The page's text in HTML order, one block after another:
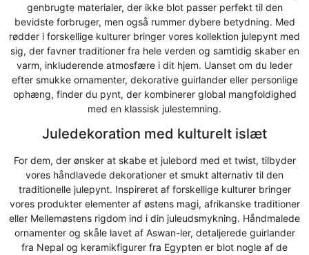
genbrugte materialer, der ikke blot passer perfekt til den
bevidste forbruger, men også rummer dybere betydning. Med
rødder i forskellige kulturer bringer vores kollektion julepynt med
sig, der favner traditioner fra hele verden og samtidig skaber en
varm, inkluderende atmosfære i dit hjem. Uanset om du leder
efter smukke ornamenter, dekorative guirlander eller personlige
ophæng, finder du pynt, der kombinerer global mangfoldighed
med en klassisk julestemning.
Juledekoration med kulturelt islæt
For dem, der ønsker at skabe et julebord med et twist, tilbyder
vores håndlavede dekorationer et smukt alternativ til den
traditionelle julepynt. Inspireret af forskellige kulturer bringer
vores produkter elementer af østens magi, afrikanske traditioner
eller Mellemøstens rigdom ind i din juleudsmykning. Håndmalede
ornamenter og skåle lavet af Aswan-ler, detaljerede guirlander
fra Nepal og keramikfigurer fra Egypten er blot nogle af de